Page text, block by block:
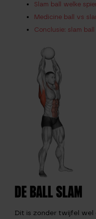
Slam ball welke
Medicine ball vs
Conclusie: slam
DE BALL SLAM
Dit is zonder twijfel wel